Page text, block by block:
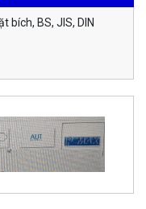
bích, BS, JIS, DIN